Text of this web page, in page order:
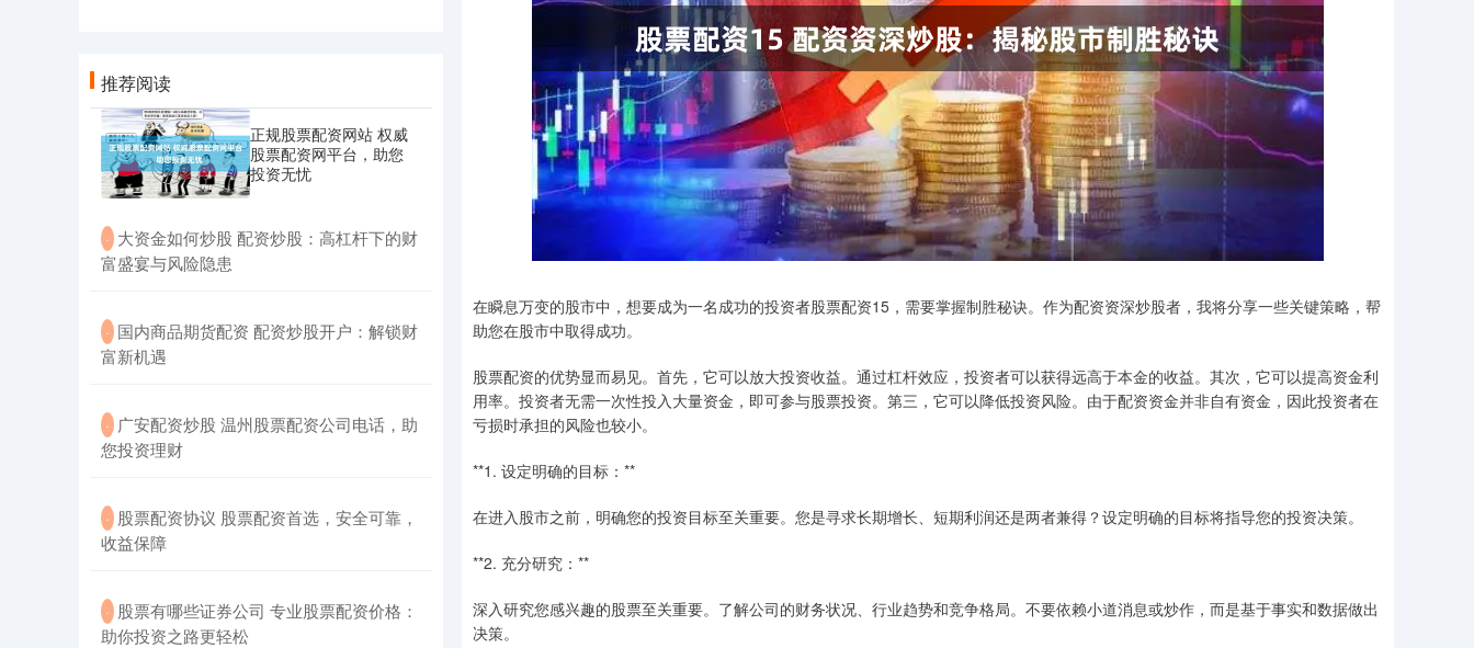
在瞬息万变的股市中，想要成为一名成功的投资者股票配资15，需要掌握制胜秘诀。作为配资资深炒股者，我将分享一些关键策略，帮
助您在股市中取得成功。
股票配资的优势显而易见。首先，它可以放大投资收益。通过杠杆效应，投资者可以获得远高于本金的收益。其次，它可以提高资金利
用率。投资者无需一次性投入大量资金，即可参与股票投资。第三，它可以降低投资风险。由于配资资金并非自有资金，因此投资者在
亏损时承担的风险也较小。
**1. 设定明确的目标：**
在进入股市之前，明确您的投资目标至关重要。您是寻求长期增长、短期利润还是两者兼得？设定明确的目标将指导您的投资决策。
**2. 充分研究：**
深入研究您感兴趣的股票至关重要。了解公司的财务状况、行业趋势和竞争格局。不要依赖小道消息或炒作，而是基于事实和数据做出
决策。
推荐阅读
正规股票配资网站 权威
股票配资网平台，助您
投资无忧
· ​大资金如何炒股 配资炒股：高杠杆下的财
富盛宴与风险隐患
· ​国内商品期货配资 配资炒股开户：解锁财
富新机遇
· ​广安配资炒股 温州股票配资公司电话，助
您投资理财
· ​股票配资协议 股票配资首选，安全可靠，
收益保障
· ​股票有哪些证券公司 专业股票配资价格：
助你投资之路更轻松